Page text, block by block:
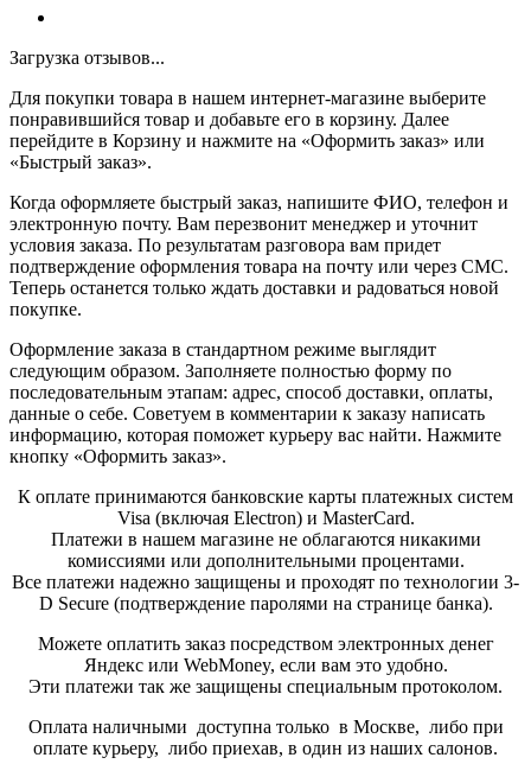
Загрузка отзывов...
Для покупки товара в нашем интернет-магазине выберите
понравившийся товар и добавьте его в корзину. Далее
перейдите в Корзину и нажмите на «Оформить заказ» или
«Быстрый заказ».
Когда оформляете быстрый заказ, напишите ФИО, телефон и
электронную почту. Вам перезвонит менеджер и уточнит
условия заказа. По результатам разговора вам придет
подтверждение оформления товара на почту или через СМС.
Теперь останется только ждать доставки и радоваться новой
покупке.
Оформление заказа в стандартном режиме выглядит
следующим образом. Заполняете полностью форму по
последовательным этапам: адрес, способ доставки, оплаты,
данные о себе. Советуем в комментарии к заказу написать
информацию, которая поможет курьеру вас найти. Нажмите
кнопку «Оформить заказ».
К оплате принимаются банковские карты платежных систем
Visa (включая Electron) и MasterCard.
Платежи в нашем магазине не облагаются никакими
комиссиями или дополнительными процентами.
Все платежи надежно защищены и проходят по технологии 3-
D Secure (подтверждение паролями на странице банка).
Можете оплатить заказ посредством электронных денег
Яндекс или WebMoney, если вам это удобно.
Эти платежи так же защищены специальным протоколом.
Оплата наличными доступна только в Москве, либо при
оплате курьеру, либо приехав, в один из наших салонов.